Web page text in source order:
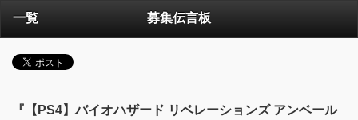
一覧 募集伝言板
『【PS4】バイオハザード リベレーションズ アンベール